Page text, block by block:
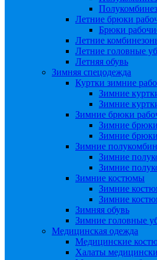
Летние брюки
Брюки
Летние
Летние головные
Летняя обувь
Зимняя спецодежда
Куртки зимние
Зимние
Зимние
Зимние брюки
Зимние
Зимние
Зимние
Зимние
Зимние
Зимние костюмы
Зимние
Зимние
Зимняя обувь
Зимние головные
Медицинская одежда
Медицинские
Халаты